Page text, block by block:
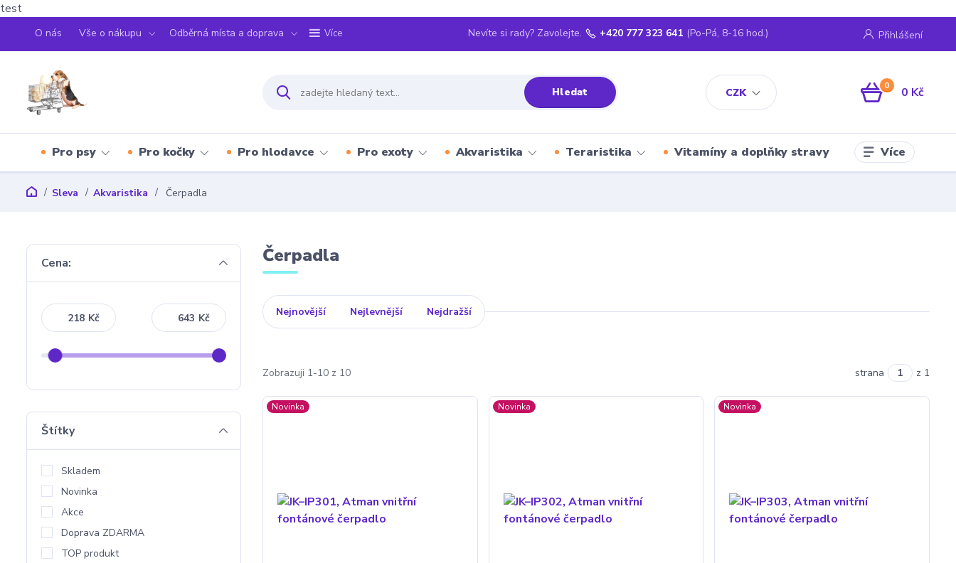
test
O nás Vše o nákupu Odběrná místa a doprava Více
CZK
Přihlášení
Hledat
Nevíte si rady? Zavolejte. +420 777 323 641 (Po-Pá, 8-16 hod.)
0 0 Kč
Pro psy Pro kočky Pro hlodavce Pro exoty Akvaristika Teraristika Vitamíny a doplňky stravy Více
Sleva Akvaristika Čerpadla
Čerpadla
Nejnovější Nejlevnější Nejdražší
Zobrazuji 1-10 z 10 strana z 1
Novinka Novinka Novinka
Cena:
Kč Kč
Štítky
Skladem
Novinka
Akce
Doprava ZDARMA
TOP produkt